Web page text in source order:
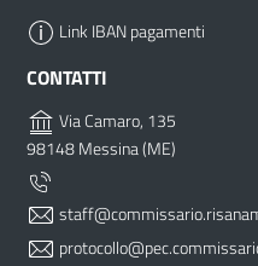
Link IBAN pagamenti
CONTATTI
Via Camaro, 135
98148 Messina (ME)